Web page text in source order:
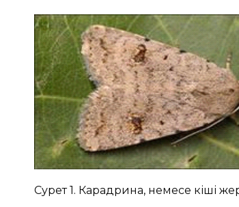
Сурет 1. Кaрaдринa, немесе кіші жер